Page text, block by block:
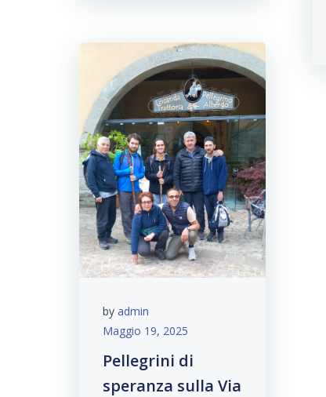
by admin
Maggio 19, 2025
Pellegrini di
speranza sulla Via